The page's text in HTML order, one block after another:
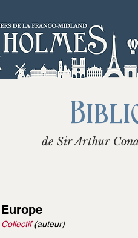
de Sir Arthur
Europe
Collectif(auteur)